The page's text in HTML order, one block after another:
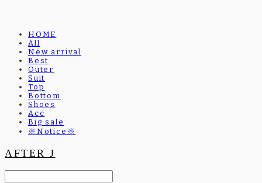
HOME
All
New arrival
Best
Outer
Suit
Top
Bottom
Shoes
Acc
Big sale
※Notice※
AFTER J